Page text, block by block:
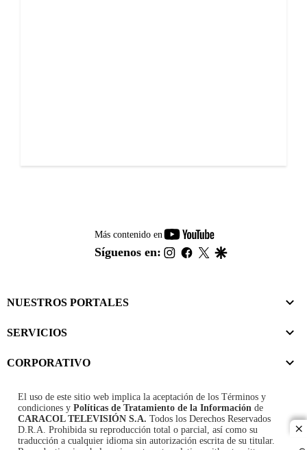
Más contenido en
youtube-
footer
Síguenos en: instagram
facebook
twitter
NUESTROS PORTALES
SERVICIOS
CORPORATIVO
El uso de este sitio web implica la aceptación de los Términos y
condiciones y Políticas de Tratamiento de la Información de
CARACOL TELEVISIÓN S.A. Todos los Derechos Reservados
D.R.A. Prohibida su reproducción total o parcial, así como su
traducción a cualquier idioma sin autorización escrita de su titular.